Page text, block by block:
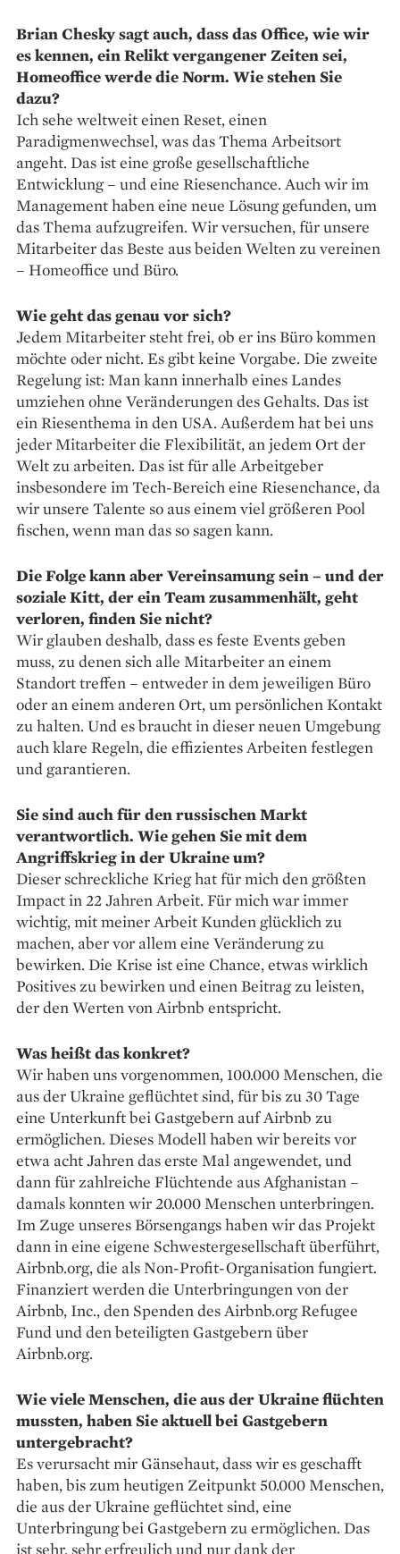
Brian Chesky sagt auch, dass das Office, wie wir
es kennen, ein Relikt vergangener Zeiten sei,
Homeoffice werde die Norm. Wie stehen Sie
dazu?
Ich sehe weltweit einen Reset, einen
Paradigmenwechsel, was das Thema Arbeitsort
angeht. Das ist eine große gesellschaftliche
Entwicklung – und eine Riesenchance. Auch wir im
Management haben eine neue Lösung gefunden, um
das Thema aufzugreifen. Wir versuchen, für unsere
Mitarbeiter das Beste aus beiden Welten zu vereinen
– Home­office und Büro.
Wie geht das genau vor sich?
Jedem Mitarbeiter steht frei, ob er ins Büro kommen
möchte oder nicht. Es gibt keine Vorgabe. Die zweite
Regelung ist: Man kann innerhalb eines Landes
umziehen ohne Veränderungen des Gehalts. Das ist
ein Riesenthema in den USA. Außerdem hat bei uns
jeder Mit­arbeiter die Flexibilität, an jedem Ort der
Welt zu arbeiten. Das ist für alle Arbeitgeber
insbesondere im Tech-Bereich eine Riesenchance, da
wir unsere Talente so aus einem viel größeren Pool
fischen, wenn man das so sagen kann.
Die Folge kann aber Verein­sa­mung sein – und der
soziale Kitt, der ein Team zusammenhält, geht
verloren, finden Sie nicht?
Wir glauben deshalb, dass es feste Events geben
muss, zu denen sich alle Mitarbeiter an einem
Standort treffen – entweder in dem jeweiligen Büro
oder an einem anderen Ort, um persönlichen Kontakt
zu halten. Und es braucht in dieser neuen Umgebung
auch klare Regeln, die effizientes Arbeiten festlegen
und garantieren.
Sie sind auch für den russischen Markt
verantwortlich. Wie gehen Sie mit dem
Angriffskrieg in der Ukraine um?
Dieser schreckliche Krieg hat für mich den größten
Impact in 22 Jahren Arbeit. Für mich war immer
wichtig, mit meiner Arbeit Kunden glücklich zu
machen, aber vor allem eine Veränderung zu
bewirken. Die Krise ist eine Chance, etwas wirklich
Positives zu bewirken und einen Beitrag zu leisten,
der den Werten von Airbnb entspricht.
Was heißt das konkret?
Wir haben uns vorgenommen, 100.000 Menschen, die
aus der Ukraine geflüchtet sind, für bis zu 30 Tage
eine Unterkunft bei Gast­gebern auf Airbnb zu
ermöglichen. Dieses Modell haben wir bereits vor
etwa acht Jahren das erste Mal angewendet, und
dann für zahl­reiche Flüchtende aus Afghanistan –
damals konnten wir 20.000 Menschen unterbringen.
Im Zuge unseres Börsengangs haben wir das Projekt
dann in eine eigene Schwestergesellschaft überführt,
Airbnb.org, die als Non-Profit-Organisation fungiert.
Finanziert werden die Unterbringungen von der
Airbnb, Inc., den Spenden des Airbnb.org Refugee
Fund und den beteiligten Gastgebern über
Airbnb.org.
Wie viele Menschen, die aus der Ukraine flüchten
mussten, haben Sie aktuell bei Gastgebern
untergebracht?
Es verursacht mir Gänsehaut, dass wir es geschafft
haben, bis zum heutigen Zeitpunkt 50.000 Menschen,
die aus der Ukraine geflüchtet sind, eine
Unterbringung bei Gast­gebern zu ermöglichen. Das
ist sehr, sehr erfreulich und nur dank der